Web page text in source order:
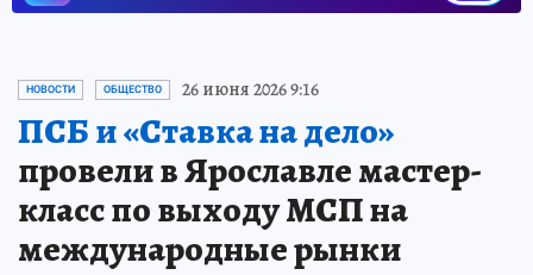
НОВОСТИ ОБЩЕСТВО 26 июня 2026 9:16
ПСБ и «Ставка на дело»
провели в Ярославле мастер-
класс по выходу МСП на
международные рынки